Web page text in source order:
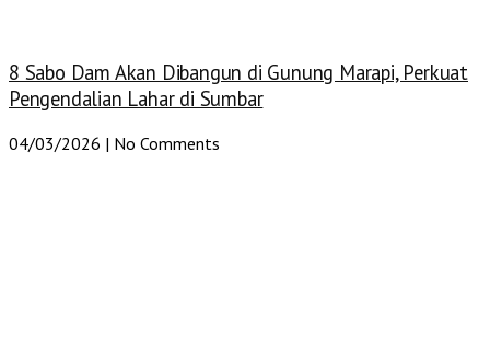
8 Sabo Dam Akan Dibangun di Gunung Marapi, Perkuat
Pengendalian Lahar di Sumbar
04/03/2026 No Comments